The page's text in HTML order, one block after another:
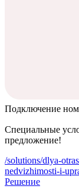
Подключение
Специальные
предложение!
/solutions/dlya-
nedvizhimosti-i-
Решение